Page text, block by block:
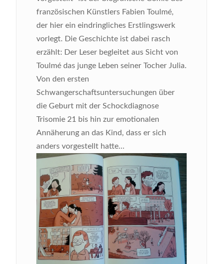
französischen Künstlers Fabien Toulmé,
der hier ein eindringliches Erstlingswerk
vorlegt. Die Geschichte ist dabei rasch
erzählt: Der Leser begleitet aus Sicht von
Toulmé das junge Leben seiner Tocher Julia.
Von den ersten
Schwangerschaftsuntersuchungen über
die Geburt mit der Schockdiagnose
Trisomie 21 bis hin zur emotionalen
Annäherung an das Kind, dass er sich
anders vorgestellt hatte…